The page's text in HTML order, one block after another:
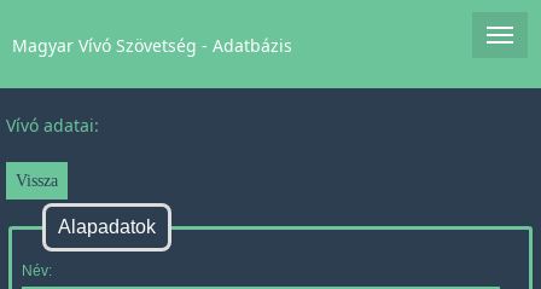
Magyar Vívó Szövetség - Adatbázis
Vívó adatai:
Alapadatok
Név: